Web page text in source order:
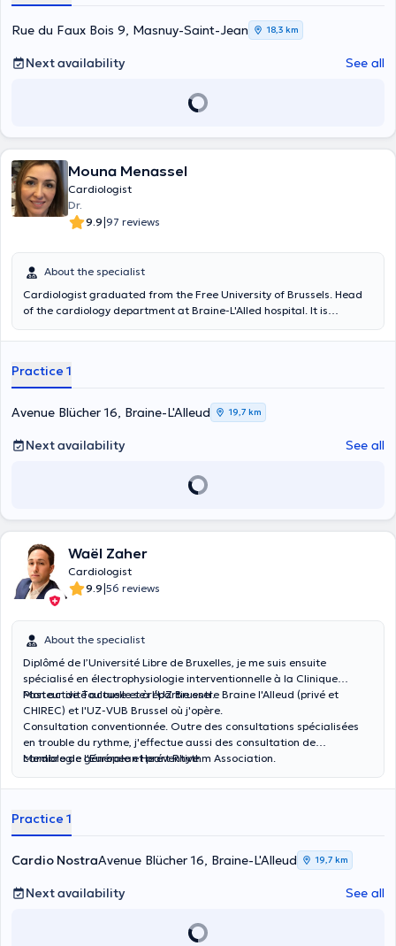
follow-up of your cardiac disease or for a pacemaker. To discover
his CV, please refer to his website: www.drbouvy.be. To book an
appointment with him, contact +3265348952 or go through his
website.
Rue du Faux Bois 9, Masnuy-Saint-Jean 18,3 km
Next availability See all
Mouna Menassel
Cardiologist
Dr.
9.9|97 reviews
About the specialist
Cardiologist graduated from the Free University of Brussels. Head
of the cardiology department at Braine-L'Alled hospital. It is
Brussels and Avenue Blücher at 1420 Braine-l'Alleud. But also at the
Practice 1
Avenue Blücher 16, Braine-L'Alleud 19,7 km
Next availability See all
Waël Zaher
Cardiologist
9.9|56 reviews
About the specialist
Diplômé de l’Université Libre de Bruxelles, je me suis ensuite
spécialisé en électrophysiologie interventionnelle à la Clinique
Pasteur de Toulouse et à l'UZ Brussel.
Mon activité actuelle se répartie entre Braine l'Alleud (privé et
CHIREC) et l'UZ-VUB Brussel où j'opère.
Consultation conventionnée. Outre des consultations spécialisées
en trouble du rythme, j'effectue aussi des consultation de
cardiologie générale et préventive.
Membre de l'European Heart Rhythm Association.
Practice 1
Cardio NostraAvenue Blücher 16, Braine-L'Alleud 19,7 km
Next availability See all